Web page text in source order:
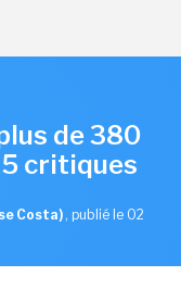
de 380
critiques
Costa) , publié le 02